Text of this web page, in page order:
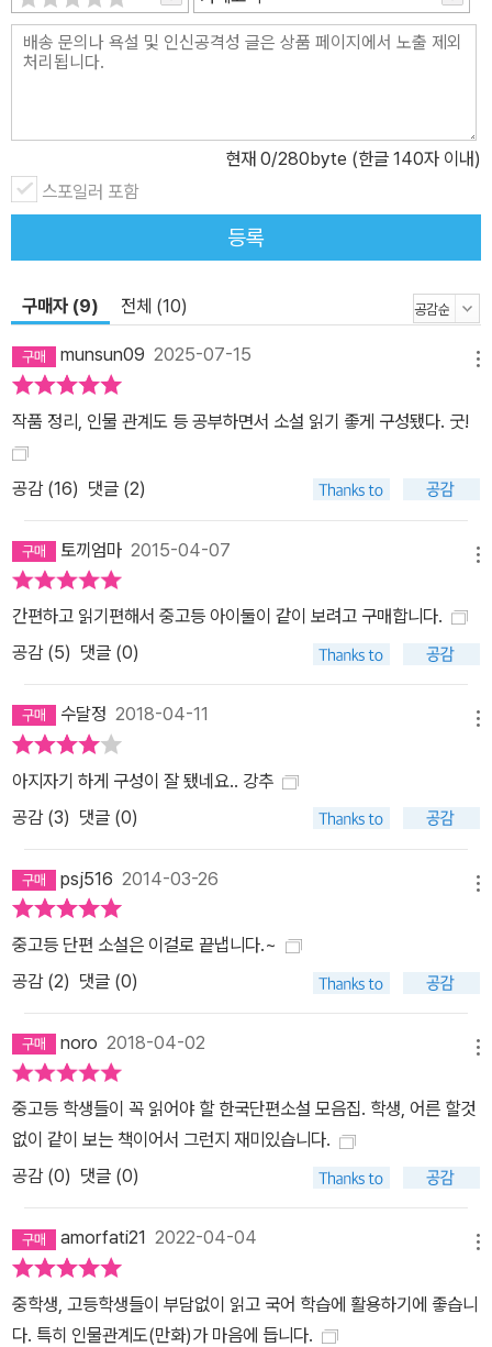
현재 0/280byte (한글 140자 이내)
스포일러 포함
등록
구매자 (9) 전체 (10)
munsun09 2025-07-15
작품 정리, 인물 관계도 등 공부하면서 소설 읽기 좋게 구성됐다. 굿!
공감 (16) 댓글 (2)
토끼엄마 2015-04-07
간편하고 읽기편해서 중고등 아이둘이 같이 보려고 구매합니다.
공감 (5) 댓글 (0)
수달정 2018-04-11
아지자기 하게 구성이 잘 됐네요.. 강추
공감 (3) 댓글 (0)
psj516 2014-03-26
중고등 단편 소설은 이걸로 끝냅니다.~
공감 (2) 댓글 (0)
noro 2018-04-02
중고등 학생들이 꼭 읽어야 할 한국단편소설 모음집. 학생, 어른 할것
없이 같이 보는 책이어서 그런지 재미있습니다.
공감 (0) 댓글 (0)
amorfati21 2022-04-04
중학생, 고등학생들이 부담없이 읽고 국어 학습에 활용하기에 좋습니
다. 특히 인물관계도(만화)가 마음에 듭니다.